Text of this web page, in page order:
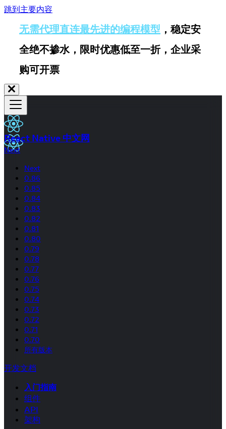
跳到主要内容
无需代理直连最先进的编程模型 ，稳定安
全绝不掺水，限时优惠低至一折，企业采
购可开票
React Native 中文网
Next
Next
0.86
0.85
0.84
0.83
0.82
0.81
0.80
0.79
0.78
0.77
0.76
0.75
0.74
0.73
0.72
0.71
0.70
所有版本
开发文档
入门指南
组件
API
架构